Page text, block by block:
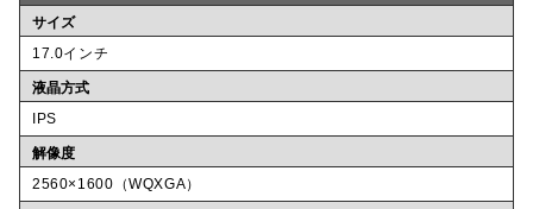
サイズ
17.0インチ
液晶方式
IPS
解像度
2560×1600（WQXGA）